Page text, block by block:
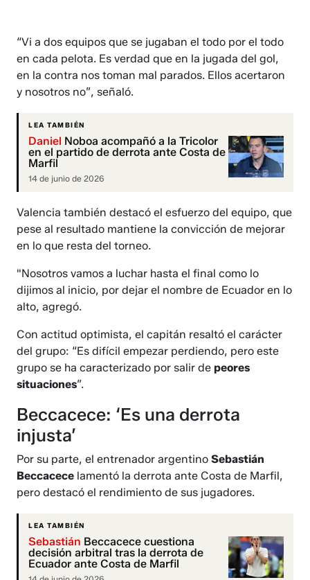
“Vi a dos equipos que se jugaban el todo por el todo
en cada pelota. Es verdad que en la jugada del gol,
en la contra nos toman mal parados. Ellos acertaron
y nosotros no”, señaló.
LEA TAMBIÉN
Daniel Noboa acompañó a la Tricolor
en el partido de derrota ante Costa de
Marfil
14 de junio de 2026
Valencia también destacó el esfuerzo del equipo, que
pese al resultado mantiene la convicción de mejorar
en lo que resta del torneo.
"Nosotros vamos a luchar hasta el final como lo
dijimos al inicio, por dejar el nombre de Ecuador en lo
alto, agregó.
Con actitud optimista, el capitán resaltó el carácter
del grupo: “Es difícil empezar perdiendo, pero este
grupo se ha caracterizado por salir depeores
situaciones”.
Beccacece: ‘Es una derrota
injusta’
Por su parte, el entrenador argentinoSebastián
Beccacece lamentó la derrota ante Costa de Marfil,
pero destacó el rendimiento de sus jugadores.
LEA TAMBIÉN
Sebastián Beccacece cuestiona
decisión arbitral tras la derrota de
Ecuador ante Costa de Marfil